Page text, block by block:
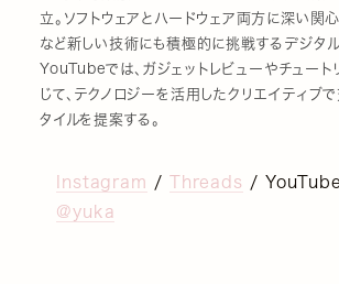
立。ソフトウェアとハードウェア両方に深い関
など新しい技術にも積極的に挑戦するデジタル
YouTubeでは、ガジェットレビューやチュート
じて、テクノロジーを活用したクリエイティブ
タイルを提案する。
Instagram / Threads /
@yuka